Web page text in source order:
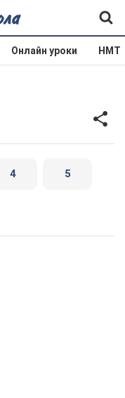
Онлайн уроки НМТ
4 5